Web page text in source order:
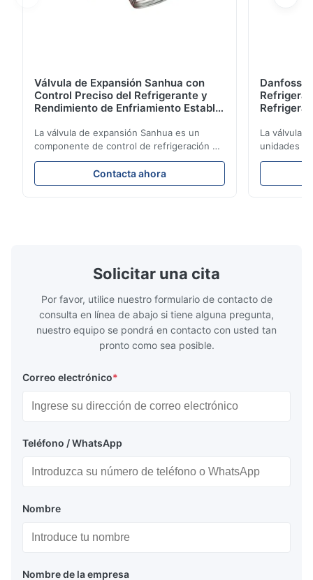
Válvula de Expansión Sanhua con
Control Preciso del Refrigerante y
Rendimiento de Enfriamiento Estable
Vehículos
La válvula de expansión Sanhua es un
componente de control de refrigeración de
alto rendimiento diseñado para unidades
de refrigeración de camiones, furgonetas
refrigeradas y sistemas de transporte de
Contacta ahora
Danfoss
La válvula
unidades
regula con
Solicitar una cita
Por favor, utilice nuestro formulario de contacto de
consulta en línea de abajo si tiene alguna pregunta,
nuestro equipo se pondrá en contacto con usted tan
pronto como sea posible.
Correo electrónico*
Teléfono / WhatsApp
Nombre
Nombre de la empresa